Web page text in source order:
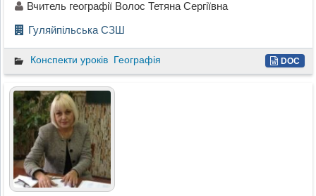
Вчитель географії Волос Тетяна Сергіївна
Гуляйпільська СЗШ
Конспекти уроків Географія DOC